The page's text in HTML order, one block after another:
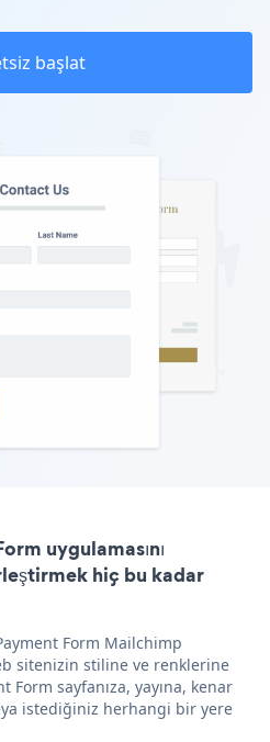
başlat
uygulamasını
hiç bu kadar
Form Mailchimp
sitenizin stiline ve renklerine
Form sayfanıza, yayına, kenar
istediğiniz herhangi bir yere